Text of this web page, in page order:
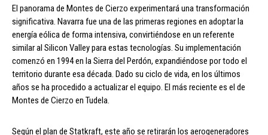
El panorama de Montes de Cierzo experimentará una transformación
significativa. Navarra fue una de las primeras regiones en adoptar la
energía eólica de forma intensiva, convirtiéndose en un referente
similar al Silicon Valley para estas tecnologías. Su implementación
comenzó en 1994 en la Sierra del Perdón, expandiéndose por todo el
territorio durante esa década. Dado su ciclo de vida, en los últimos
años se ha procedido a actualizar el equipo. El más reciente es el de
Montes de Cierzo en Tudela.
Según el plan de Statkraft, este año se retirarán los aerogeneradores